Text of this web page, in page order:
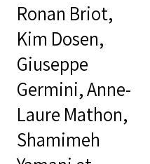
Ronan Briot,
Kim Dosen,
Giuseppe
Germini, Anne-
Laure Mathon,
Shamimeh